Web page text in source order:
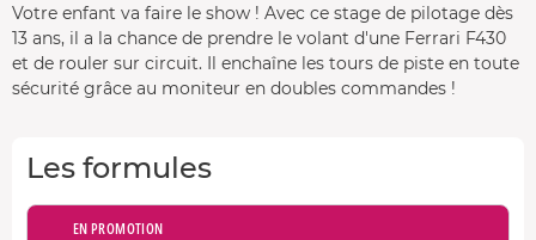
Votre enfant va faire le show ! Avec ce stage de pilotage dès
13 ans, il a la chance de prendre le volant d'une Ferrari F430
et de rouler sur circuit. Il enchaîne les tours de piste en toute
sécurité grâce au moniteur en doubles commandes !
Les formules
EN PROMOTION